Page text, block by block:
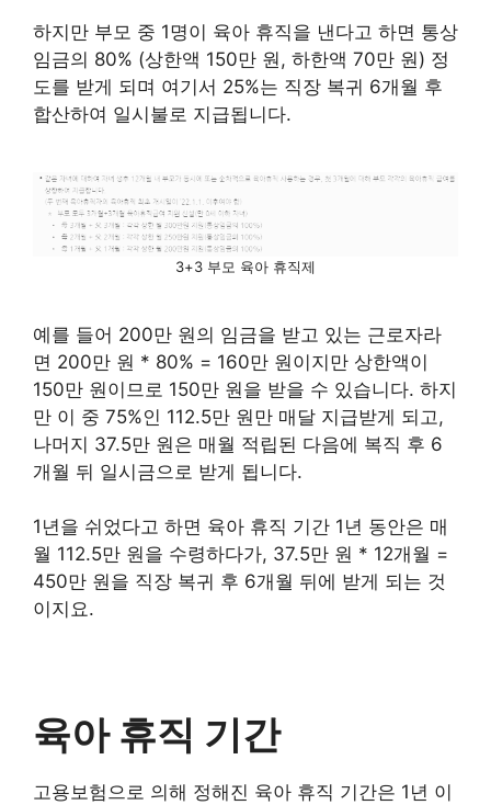
하지만 부모 중 1명이 육아 휴직을 낸다고 하면 통상
임금의 80% (상한액 150만 원, 하한액 70만 원) 정
도를 받게 되며 여기서 25%는 직장 복귀 6개월 후
합산하여 일시불로 지급됩니다.
3+3 부모 육아 휴직제
예를 들어 200만 원의 임금을 받고 있는 근로자라
면 200만 원 * 80% = 160만 원이지만 상한액이
150만 원이므로 150만 원을 받을 수 있습니다. 하지
만 이 중 75%인 112.5만 원만 매달 지급받게 되고,
나머지 37.5만 원은 매월 적립된 다음에 복직 후 6
개월 뒤 일시금으로 받게 됩니다.
1년을 쉬었다고 하면 육아 휴직 기간 1년 동안은 매
월 112.5만 원을 수령하다가, 37.5만 원 * 12개월 =
450만 원을 직장 복귀 후 6개월 뒤에 받게 되는 것
이지요.
육아 휴직 기간
고용보험으로 의해 정해진 육아 휴직 기간은 1년 이